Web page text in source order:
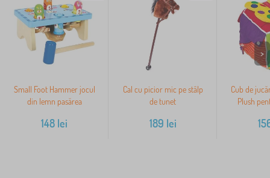
Small Foot Hammer jocul
din lemn pasărea
148 lei
Cal cu picior mic pe stâlp
de tunet
189 lei
Cub de
Plush
>